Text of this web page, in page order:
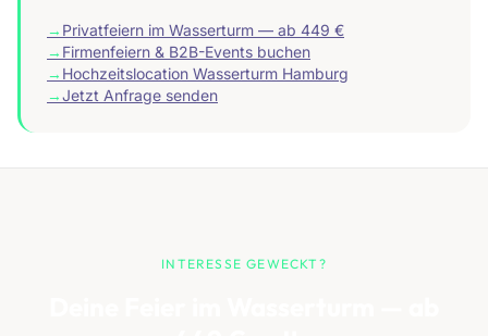
→ Privatfeiern im Wasserturm — ab 449 €
→ Firmenfeiern & B2B-Events buchen
→ Hochzeitslocation Wasserturm Hamburg
→Jetzt Anfrage senden
INTERESSE GEWECKT?